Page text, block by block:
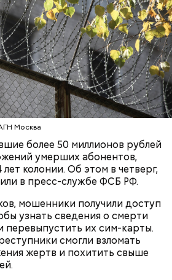
Москва
более 50 миллионов рублей
умерших абонентов,
лет колонии. Об этом в четверг,
в пресс-службе ФСБ РФ.
мошенники получили доступ
узнать сведения о смерти
их сим-карты.
смогли взломать
жертв и похитить свыше
семи лет лишения свободы.
установить точную
Подозрения
юноши пали на Миссюру, но
к кончине их сына не
задержали, он
подсыпал в морс и утверждал,
в бутылкунекие
внук занял у нее полмиллиона